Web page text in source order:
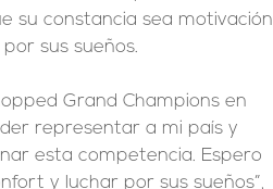
su constancia sea motivación
sus sueños.
Grand Champions en
representar a mi país y
esta competencia. Espero
y luchar por sus sueños”,